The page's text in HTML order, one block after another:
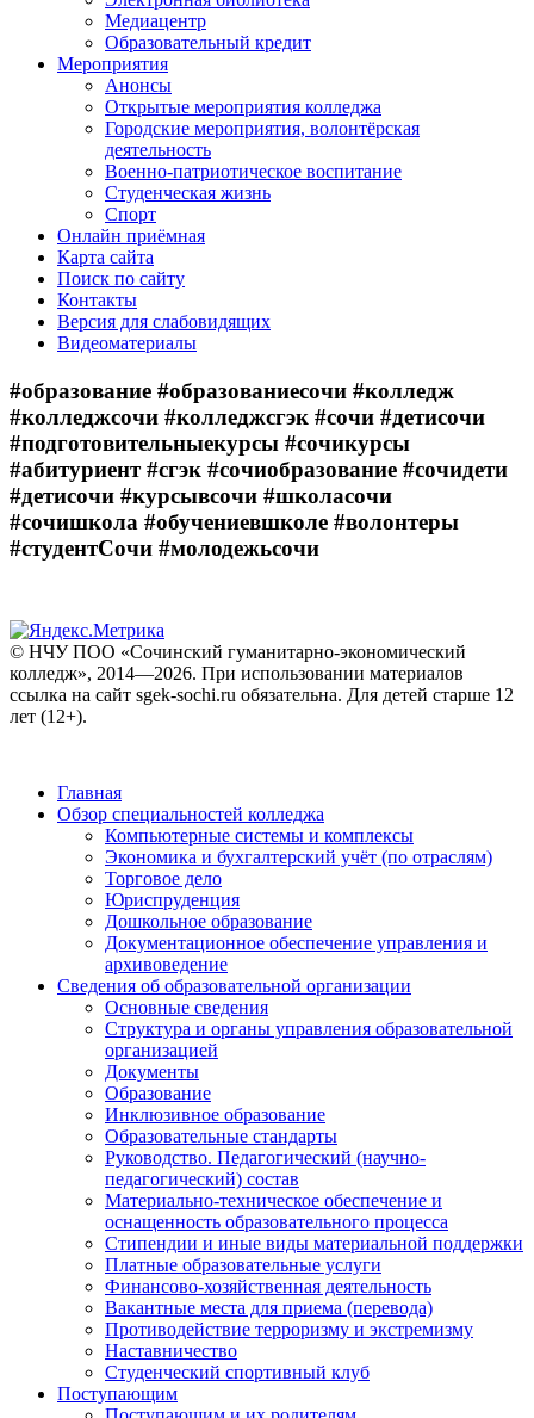
Медиацентр
Образовательный кредит
Мероприятия
Анонсы
Открытые мероприятия колледжа
Городские мероприятия, волонтёрская
деятельность
Военно-патриотическое воспитание
Студенческая жизнь
Спорт
Онлайн приёмная
Карта сайта
Поиск по сайту
Контакты
Версия для слабовидящих
Видеоматериалы
#образование #образованиесочи #колледж
#колледжсочи #колледжсгэк #сочи #детисочи
#подготовительныекурсы #сочикурсы
#абитуриент #сгэк #сочиобразование #сочидети
#детисочи #курсывсочи #школасочи
#сочишкола #обучениевшколе #волонтеры
#студентСочи #молодежьсочи
© НЧУ ПОО «Сочинский гуманитарно-экономический
колледж», 2014—2026. При использовании материалов
ссылка на сайт sgek-sochi.ru обязательна. Для детей старше 12
лет (12+).
Главная
Обзор специальностей колледжа
Компьютерные системы и комплексы
Экономика и бухгалтерский учёт (по отраслям)
Торговое дело
Юриспруденция
Дошкольное образование
Документационное обеспечение управления и
архивоведение
Сведения об образовательной организации
Основные сведения
Структура и органы управления образовательной
организацией
Документы
Образование
Инклюзивное образование
Образовательные стандарты
Руководство. Педагогический (научно-
педагогический) состав
Материально-техническое обеспечение и
оснащенность образовательного процесса
Стипендии и иные виды материальной поддержки
Платные образовательные услуги
Финансово-хозяйственная деятельность
Вакантные места для приема (перевода)
Противодействие терроризму и экстремизму
Наставничество
Студенческий спортивный клуб
Поступающим